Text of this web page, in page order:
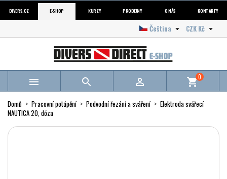
DIVERS.CZ E-SHOP KURZY PRODEJNY O NÁS KONTAKTY
CZK Kč 
Čeština 
   shopping_cart0
Domů Pracovní potápění Podvodní řezání a sváření
Elektroda svářecí
NAUTICA 20, dóza